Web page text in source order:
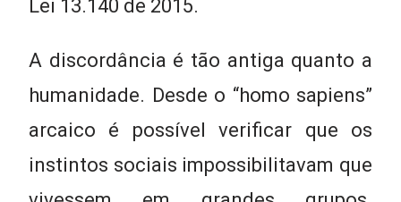
Lei 13.140 de 2015.
A discordância é tão antiga quanto a
humanidade. Desde o “homo sapiens”
arcaico é possível verificar que os
instintos sociais impossibilitavam que